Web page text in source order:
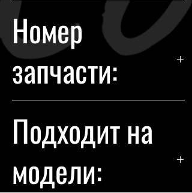
BMW
Номер
запчасти:
Подходит на
модели: